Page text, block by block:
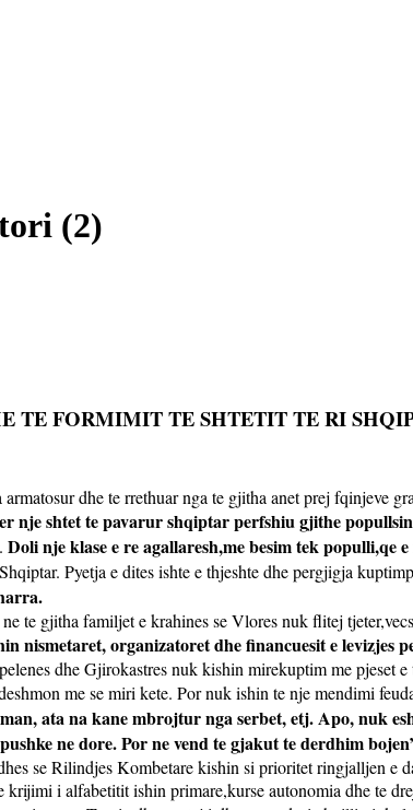
(2)
TE FORMIMIT TE SHTETIT TE RI
dhe te rrethuar nga te gjitha anet prej fqinjeve
nje shtet te pavarur shqiptar perfshiu gjithe
Doli nje klase e re agallaresh,me besim tek populli,qe
Pyetja e dites ishte e thjeshte dhe pergjigja
gjitha familjet e krahines se Vlores nuk flitej
nismetaret, organizatoret dhe financuesit e levizjes
dhe Gjirokastres nuk kishin mirekuptim me pjeset
me se miri kete. Por nuk ishin te nje mendimi
ata na kane mbrojtur nga serbet, etj.Apo, nuk
ne dore. Por ne vend te gjakut te derdhim
se Rilindjes Kombetare kishin si prioritet ringjalljen e
i alfabetitit ishin primare,kurse autonomia dhe te